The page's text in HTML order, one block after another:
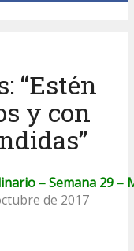
“Estén
y con
– Semana 29 –
de 2017